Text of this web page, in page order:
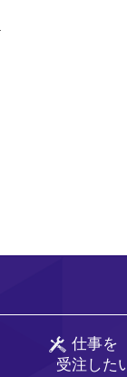
仕事を
受注した